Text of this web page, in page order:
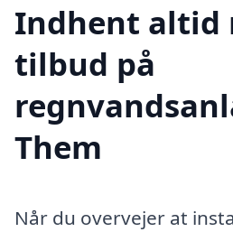
Indhent altid
tilbud på
Them
Når du overvejer at